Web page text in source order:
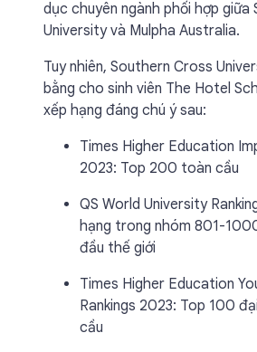
dục chuyên ngành phối hợp giữa
University và Mulpha Australia.
Tuy nhiên, Southern Cross
bằng cho sinh viên The Hotel
xếp hạng đáng chú ý sau:
Times Higher Education
2023: Top 200 toàn cầu
QS World University
hạng trong nhóm 801-
đầu thế giới
Times Higher Education
Rankings 2023: Top 100
cầu